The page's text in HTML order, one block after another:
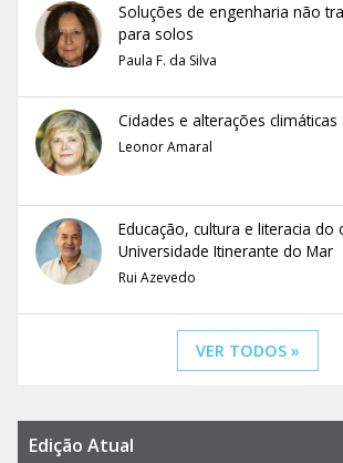
Soluções de engenharia não
para solos
Paula F. da Silva
Cidades e alterações climáticas
Leonor Amaral
Educação, cultura e literacia do
Universidade Itinerante do Mar
Rui Azevedo
VER TODOS »
Edição Atual